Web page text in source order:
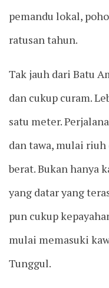
pemandu lokal,
ratusan tahun.
Tak jauh dari Batu
dan cukup curam.
satu meter.
dan tawa, mulai
berat. Bukan hanya
yang datar yang
pun cukup
mulai memasuki
Tunggul.